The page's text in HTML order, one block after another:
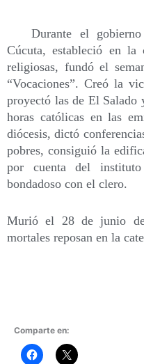
Durante el gobierno
Cúcuta, estableció en la
religiosas, fundó el
“Vocaciones”. Creó la
proyectó las de El Salado
horas católicas en las
diócesis, dictó
pobres, consiguió la
por cuenta del
bondadoso con el clero.
Murió el 28 de junio
mortales reposan en la
Comparte en: